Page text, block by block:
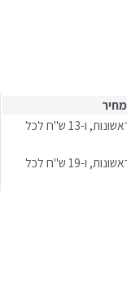
מחיר
220 ש"ח ל-15 דקות ראשונות, ו-13 ש"ח לכל
285 ש"ח ל-15 דקות ראשונות, ו-19 ש"ח לכל